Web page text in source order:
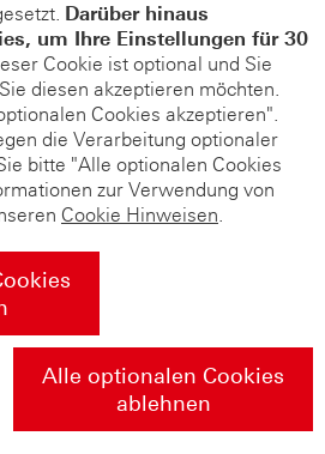
Darüber hinaus
um Ihre Einstellungen für 30
Cookie ist optional und Sie
diesen akzeptieren möchten.
Cookies akzeptieren".
die Verarbeitung optionaler
bitte "Alle optionalen Cookies
zur Verwendung von
Cookie Hinweisen.
Alle optionalen Cookies
ablehnen